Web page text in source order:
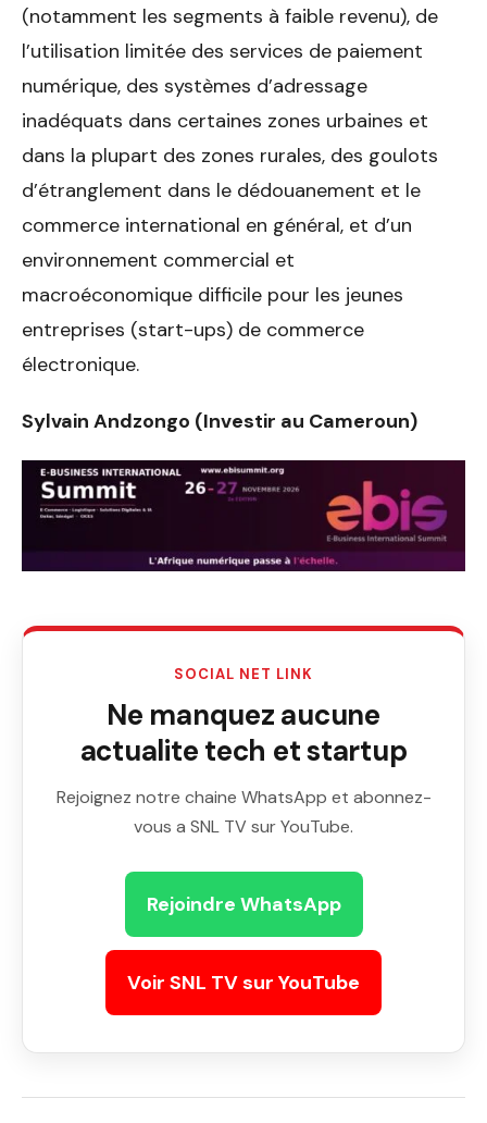
(notamment les segments à faible revenu), de
l’utilisation limitée des services de paiement
numérique, des systèmes d’adressage
inadéquats dans certaines zones urbaines et
dans la plupart des zones rurales, des goulots
d’étranglement dans le dédouanement et le
commerce international en général, et d’un
environnement commercial et
macroéconomique difficile pour les jeunes
entreprises (start-ups) de commerce
électronique.
Sylvain Andzongo (Investir au Cameroun)
SOCIAL NET LINK
Ne manquez aucune
actualite tech et startup
Rejoignez notre chaine WhatsApp et abonnez-
vous a SNL TV sur YouTube.
Rejoindre WhatsApp
Voir SNL TV sur YouTube